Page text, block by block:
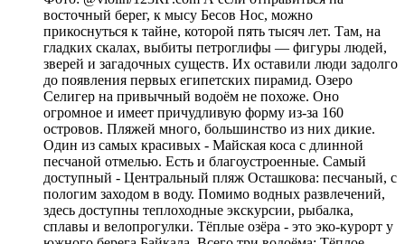
восточный берег, к мысу Бесов Нос, можно
прикоснуться к тайне, которой пять тысяч лет. Там, на
гладких скалах, выбиты петроглифы — фигуры людей,
зверей и загадочных существ. Их оставили люди задолго
до появления первых египетских пирамид. Озеро
Селигер на привычный водоём не похоже. Оно
огромное и имеет причудливую форму из-за 160
островов. Пляжей много, большинство из них дикие.
Один из самых красивых - Майская коса с длинной
песчаной отмелью. Есть и благоустроенные. Самый
доступный - Центральный пляж Осташкова: песчаный, с
пологим заходом в воду. Помимо водных развлечений,
здесь доступны теплоходные экскурсии, рыбалка,
сплавы и велопрогулки. Тёплые озёра - это эко-курорт у